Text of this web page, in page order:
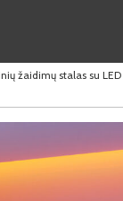
žaidimų stalas su LED